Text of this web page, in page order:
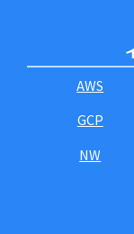
AWS
GCP
NW